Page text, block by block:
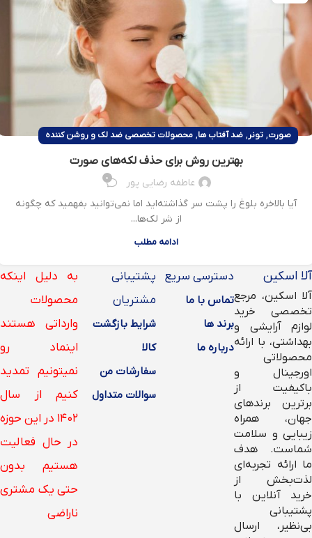
صورت, تونر, ضد آفتاب ها, محصولات تخصصی ضد لک و روشن کننده
بهترین روش برای حذف لکه‌ها‌ی صورت
عاطفه رضایی پور ۰
آیا بالاخره بلوغ را پشت سر گذاشته‌اید اما نمی‌توانید بفهمید که چگونه
از شر لک‌ها...
ادامه مطلب
آلا اسکین
آلا اسکین، مرجع
تخصصی خرید
لوازم آرایشی و
بهداشتی، با ارائه
محصولاتی
اورجینال و
باکیفیت از
برترین برندهای
جهان، همراه
زیبایی و سلامت
شماست. هدف
ما ارائه تجربه‌ای
لذت‌بخش از
خرید آنلاین با
پشتیبانی
بی‌نظیر، ارسال
دسترسی سریع
تماس با ما
برند ها
درباره ما
پشتیبانی
مشتریان
شرایط بازگشت
کالا
سفارشات من
سوالات متداول
به دلیل اینکه
محصولات
وارداتی هستند
اینماد رو
نمیتونیم تمدید
کنیم از سال
۱۴۰۲ در این حوزه
در حال فعالیت
هستیم بدون
حتی یک مشتری
ناراضی